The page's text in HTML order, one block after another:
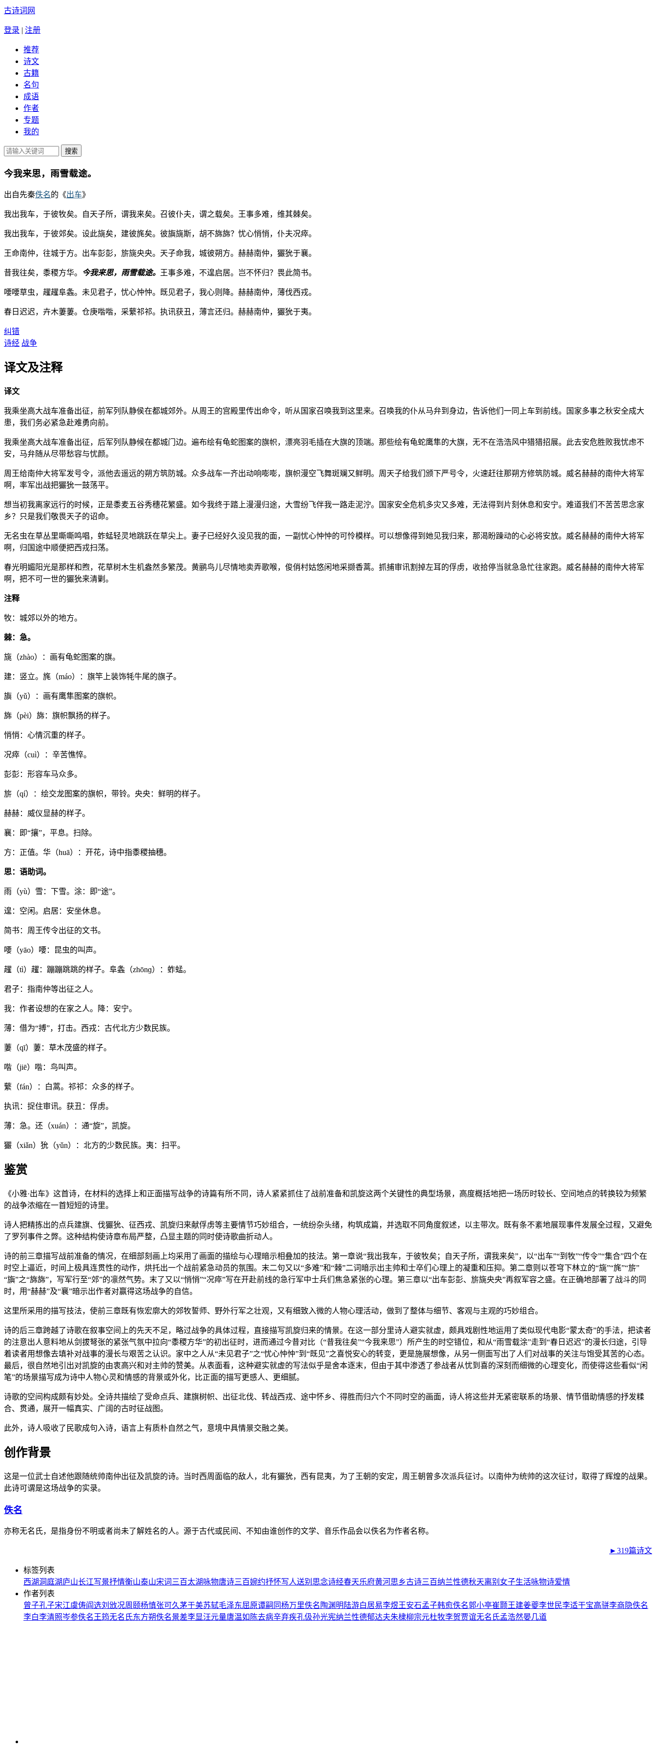
古诗词网
登录 | 注册
推荐
诗文
古籍
名句
成语
作者
专题
我的
今我来思，雨雪载途。
出自先秦佚名的《出车》
我出我车，于彼牧矣。自天子所，谓我来矣。召彼仆夫，谓之载矣。王事多难，维其棘矣。
我出我车，于彼郊矣。设此旐矣，建彼旄矣。彼旟旐斯，胡不旆旆？忧心悄悄，仆夫况瘁。
王命南仲，往城于方。出车彭彭，旂旐央央。天子命我，城彼朔方。赫赫南仲，玁狁于襄。
昔我往矣，黍稷方华。 今我来思，雨雪载途。 王事多难，不遑启居。岂不怀归？畏此简书。
喓喓草虫，趯趯阜螽。未见君子，忧心忡忡。既见君子，我心则降。赫赫南仲，薄伐西戎。
春日迟迟，卉木萋萋。仓庚喈喈，采蘩祁祁。执讯获丑，薄言还归。赫赫南仲，玁狁于夷。
纠错
诗经 战争
译文及注释
译文
我乘坐高大战车准备出征，前军列队静侯在都城郊外。从周王的宫殿里传出命令，听从国家召唤我到这里来。召唤我的仆从马弁到身边，告诉他们一同上车到前线。国家多事之秋安全成大
患，我们务必紧急赴难勇向前。
我乘坐高大战车准备出征，后军列队静候在都城门边。遍布绘有龟蛇图案的旗帜，漂亮羽毛插在大旗的顶端。那些绘有龟蛇鹰隼的大旗，无不在浩浩风中猎猎招展。此去安危胜败我忧虑不
安，马弁随从尽带愁容与忧颜。
周王给南仲大将军发号令，派他去遥远的朔方筑防城。众多战车一齐出动响嘭嘭，旗帜漫空飞舞斑斓又鲜明。周天子给我们颁下严号令，火速赶往那朔方修筑防城。威名赫赫的南仲大将军
啊，率军出战把玁狁一鼓荡平。
想当初我离家远行的时候，正是黍麦五谷秀穗花繁盛。如今我终于踏上漫漫归途，大雪纷飞伴我一路走泥泞。国家安全危机多灾又多难，无法得到片刻休息和安宁。难道我们不苦苦思念家
乡？只是我们敬畏天子的诏命。
无名虫在草丛里嘶嘶鸣唱，蚱蜢轻灵地跳跃在草尖上。妻子已经好久没见我的面，一副忧心忡忡的可怜模样。可以想像得到她见我归来，那渴盼躁动的心必将安放。威名赫赫的南仲大将军
啊，归国途中顺便把西戎扫荡。
春光明媚阳光是那样和煦，花草树木生机盎然多繁茂。黄鹂鸟儿尽情地卖弄歌喉，俊俏村姑悠闲地采撷香蒿。抓捕审讯割掉左耳的俘虏，收拾停当就急急忙往家跑。威名赫赫的南仲大将军
啊，把不可一世的玁狁来清剿。
注释
牧：城郊以外的地方。
棘：急。
旐（zhào）：画有龟蛇图案的旗。
建：竖立。旄（máo）：旗竿上装饰牦牛尾的旗子。
旟（yǔ）：画有鹰隼图案的旗帜。
旆（pèi）旆：旗帜飘扬的样子。
悄悄：心情沉重的样子。
况瘁（cuì）：辛苦憔悴。
彭彭：形容车马众多。
旂（qí）：绘交龙图案的旗帜，带铃。央央：鲜明的样子。
赫赫：威仪显赫的样子。
襄：即“攘”，平息。扫除。
方：正值。华（huā）：开花，诗中指黍稷抽穗。
思：语助词。
雨（yù）雪：下雪。涂：即“途”。
遑：空闲。启居：安坐休息。
简书：周王传令出征的文书。
喓（yāo）喓：昆虫的叫声。
趯（tì）趯：蹦蹦跳跳的样子。阜螽（zhōnɡ）：蚱蜢。
君子：指南仲等出征之人。
我：作者设想的在家之人。降：安宁。
薄：借为“搏”，打击。西戎：古代北方少数民族。
萋（qī）萋：草木茂盛的样子。
喈（jiē）喈：鸟叫声。
蘩（fán）：白蒿。祁祁：众多的样子。
执讯：捉住审讯。获丑：俘虏。
薄：急。还（xuán）：通“旋”，凯旋。
玁（xiǎn）狁（yǔn）：北方的少数民族。夷：扫平。
鉴赏
《小雅·出车》这首诗，在材料的选择上和正面描写战争的诗篇有所不同，诗人紧紧抓住了战前准备和凯旋这两个关键性的典型场景，高度概括地把一场历时较长、空间地点的转换较为频繁
的战争浓缩在一首短短的诗里。
诗人把精拣出的点兵建旗、伐玁狁、征西戎、凯旋归来献俘虏等主要情节巧妙组合，一统纷杂头绪，构筑成篇，并选取不同角度叙述，以主带次。既有条不紊地展现事件发展全过程，又避免
了罗列事件之弊。这种结构使诗章布局严整，凸显主题的同时使诗歌曲折动人。
诗的前三章描写战前准备的情况，在细部刻画上均采用了画面的描绘与心理暗示相叠加的技法。第一章说“我出我车，于彼牧矣；自天子所，谓我来矣”，以“出车”“到牧”“传令”“集合”四个在
时空上逼近，时间上极具连贯性的动作，烘托出一个战前紧急动员的氛围。末二句又以“多难”和“棘”二词暗示出主帅和士卒们心理上的凝重和压抑。第二章则以苍穹下林立的“旐”“旄”“旂”
“旟”之“旆旆”，写军行至“郊”的凛然气势。末了又以“悄悄”“况瘁”写在开赴前线的急行军中士兵们焦急紧张的心理。第三章以“出车彭彭、旂旐央央”再叙军容之盛。在正确地部署了战斗的同
时，用“赫赫”及“襄”暗示出作者对赢得这场战争的自信。
这里所采用的描写技法，使前三章既有恢宏廓大的郊牧誓师、野外行军之壮观，又有细致入微的人物心理活动，做到了整体与细节、客观与主观的巧妙组合。
诗的后三章跨越了诗歌在叙事空间上的先天不足，略过战争的具体过程，直接描写凯旋归来的情景。在这一部分里诗人避实就虚，颇具戏剧性地运用了类似现代电影“蒙太奇”的手法，把读者
的注意出人意料地从剑拔弩张的紧张气氛中拉向“黍稷方华”的初出征时，进而通过今昔对比（“昔我往矣”“今我来思”）所产生的时空错位，和从“雨雪载涂”走到“春日迟迟”的漫长归途，引导
着读者用想像去填补对战事的漫长与艰苦之认识。家中之人从“未见君子”之“忧心忡忡”到“既见”之喜悦安心的转变，更是施展想像，从另一侧面写出了人们对战事的关注与饱受其苦的心态。
最后，很自然地引出对凯旋的由衷高兴和对主帅的赞美。从表面看，这种避实就虚的写法似乎是舍本逐末，但由于其中渗透了参战者从忧到喜的深刻而细微的心理变化，而使得这些看似“闲
笔”的场景描写成为诗中人物心灵和情感的背景或外化，比正面的描写更感人、更细腻。
诗歌的空间构成颇有妙处。全诗共描绘了受命点兵、建旗树帜、出征北伐、转战西戎、途中怀乡、得胜而归六个不同时空的画面，诗人将这些并无紧密联系的场景、情节借助情感的抒发糅
合、贯通，展开一幅真实、广阔的古时征战图。
此外，诗人吸收了民歌成句入诗，语言上有质朴自然之气，意境中具情景交融之美。
创作背景
这是一位武士自述他跟随统帅南仲出征及凯旋的诗。当时西周面临的敌人，北有玁狁，西有昆夷，为了王朝的安定，周王朝曾多次派兵征讨。以南仲为统帅的这次征讨，取得了辉煌的战果。
此诗可谓是这场战争的实录。
佚名
亦称无名氏，是指身份不明或者尚未了解姓名的人。源于古代或民间、不知由谁创作的文学、音乐作品会以佚名为作者名称。
►319篇诗文
标签列表
西湖洞庭湖庐山长江写景抒情衡山泰山宋词三百太湖 咏物唐诗三百婉约抒怀写人送别 思念诗经春天乐府黄河思乡古诗三百纳兰性德秋天离别 女子生活咏物诗爱情
作者列表
曾子孔子宋江虞俦阎选刘攽况周颐杨慎张可久茅于美苏轼毛泽东屈原谭嗣同杨万里佚名 陶渊明 陆游白居易李煜王安石孟子韩愈佚名郭小亭崔颢王建姜夔李世民李适干宝高骈李商隐佚名
李白李清照岑参佚名 王筠无名氏东方朔佚名景差李显汪元量唐温如 陈去病辛弃疾孔伋孙光宪纳兰性德郁达夫朱棣柳宗元杜牧李贺贾谊无名氏孟浩然晏几道